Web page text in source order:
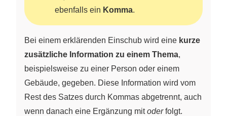
ebenfalls ein Komma.
Bei einem erklärenden Einschub wird eine kurze
zusätzliche Information zu einem Thema,
beispielsweise zu einer Person oder einem
Gebäude, gegeben. Diese Information wird vom
Rest des Satzes durch Kommas abgetrennt, auch
wenn danach eine Ergänzung mitoderfolgt.